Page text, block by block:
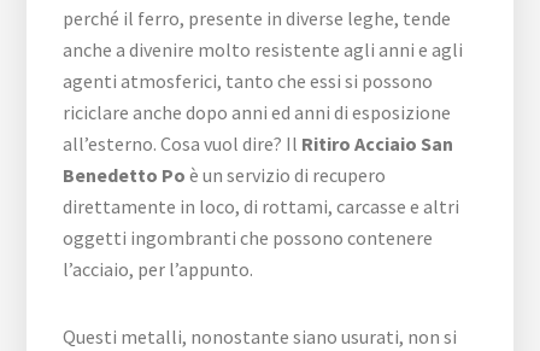
perché il ferro, presente in diverse leghe, tende
anche a divenire molto resistente agli anni e agli
agenti atmosferici, tanto che essi si possono
riciclare anche dopo anni ed anni di esposizione
all’esterno. Cosa vuol dire? Il Ritiro Acciaio San
Benedetto Po è un servizio di recupero
direttamente in loco, di rottami, carcasse e altri
oggetti ingombranti che possono contenere
l’acciaio, per l’appunto.
Questi metalli, nonostante siano usurati, non si